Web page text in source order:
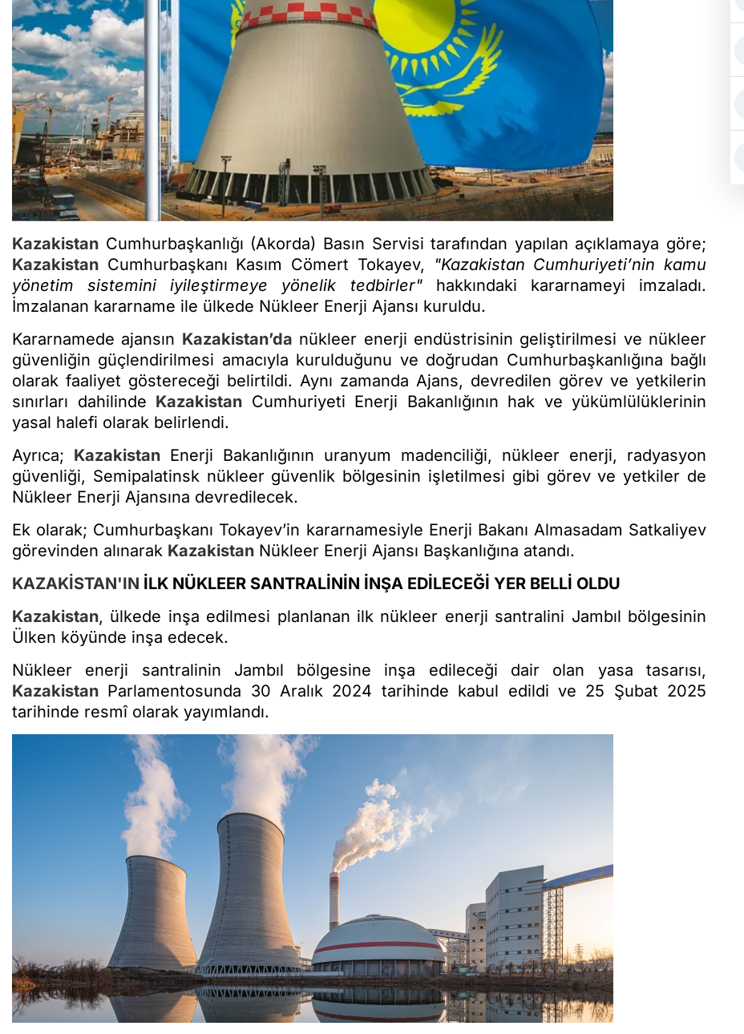
Kazakistan Cumhurbaşkanlığı (Akorda) Basın Servisi tarafından yapılan açıklamaya göre;
Kazakistan Cumhurbaşkanı Kasım Cömert Tokayev,
"Kazakistan Cumhuriyeti’nin kamu
yönetim sistemini iyileştirmeye yönelik tedbirler"hakkındaki kararnameyi imzaladı.
İmzalanan kararname ile ülkede Nükleer Enerji Ajansı kuruldu.
Kararnamede ajansın Kazakistan’da nükleer enerji endüstrisinin geliştirilmesi ve nükleer
güvenliğin güçlendirilmesi amacıyla kurulduğunu ve doğrudan Cumhurbaşkanlığına bağlı
olarak faaliyet göstereceği belirtildi. Aynı zamanda Ajans, devredilen görev ve yetkilerin
sınırları dahilinde Kazakistan Cumhuriyeti Enerji Bakanlığının hak ve yükümlülüklerinin
yasal halefi olarak belirlendi.
Ayrıca; Kazakistan Enerji Bakanlığının uranyum madenciliği, nükleer enerji, radyasyon
güvenliği, Semipalatinsk nükleer güvenlik bölgesinin işletilmesi gibi görev ve yetkiler de
Nükleer Enerji Ajansına devredilecek.
Ek olarak; Cumhurbaşkanı Tokayev’in kararnamesiyle Enerji Bakanı Almasadam Satkaliyev
görevinden alınarak Kazakistan Nükleer Enerji Ajansı Başkanlığına atandı.
KAZAKİSTAN'IN İLK NÜKLEER SANTRALİNİN İNŞA EDİLECEĞİ YER BELLİ OLDU
Kazakistan, ülkede inşa edilmesi planlanan ilk nükleer enerji santralini Jambıl bölgesinin
Ülken köyünde inşa edecek.
Nükleer enerji santralinin Jambıl bölgesine inşa edileceği dair olan yasa tasarısı,
Kazakistan Parlamentosunda 30 Aralık 2024 tarihinde kabul edildi ve 25 Şubat 2025
tarihinde resmî olarak yayımlandı.